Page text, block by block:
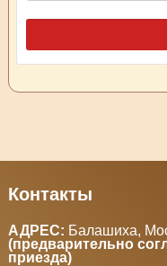
Контакты
АДРЕС: Балашиха,
(предварительно
приезда)